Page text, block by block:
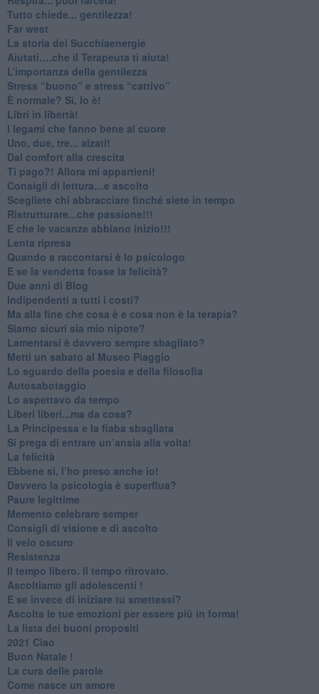
​Tutto chiede... gentilezza!
​Far west
​La storia dei Succhiaenergie
​Aiutati….che il Terapeuta ti aiuta!
​L’importanza della gentilezza
​Stress “buono” e stress “cattivo”
​È normale? Sì, lo è!
​Libri in libertà!
​I legami che fanno bene al cuore
Uno, due, tre... alzati!​
​Dal comfort alla crescita
​Ti pago?! Allora mi appartieni!​
​Consigli di lettura…e ascolto
​Scegliete chi abbracciare finché siete in tempo
​Ristrutturare...che passione!!!
​E che le vacanze abbiano inizio!!!
​Lenta ripresa
​Quando a raccontarsi è lo psicologo
​E se la vendetta fosse la felicità?
​Due anni di Blog
​Indipendenti a tutti i costi?
​Ma alla fine che cosa è e cosa non è la terapia?
​Siamo sicuri sia mio nipote?
​Lamentarsi è davvero sempre sbagliato?
​Metti un sabato al Museo Piaggio
​Lo sguardo della poesia e della filosofia
Autosabotaggio
​Lo aspettavo da tempo
​Liberi liberi...ma da cosa?
​La Principessa e la fiaba sbagliata
Si prega di entrare un’ansia alla volta!
​La felicità
​Ebbene sì, l’ho preso anche io!
​Davvero la psicologia è superflua?
Paure legittime
​Memento celebrare semper
​Consigli di visione e di ascolto
​Il velo oscuro
Resistenza
​Il tempo libero. Il tempo ritrovato.
Ascoltiamo gli adolescenti !
​E se invece di iniziare tu smettessi?
​Ascolta le tue emozioni per essere più in forma!
​La lista dei buoni propositi
2021 Ciao
Buon Natale !
​La cura delle parole
​Come nasce un amore